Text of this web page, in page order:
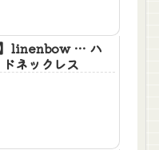
】linenbow … ハ
ネックレス